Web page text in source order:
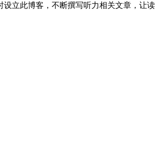
立此博客，不断撰写听力相关文章，让读